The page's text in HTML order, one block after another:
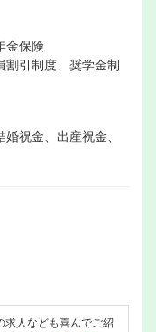
金保険
引制度、奨学金制
祝金、出産祝金、
求人なども喜んでご紹